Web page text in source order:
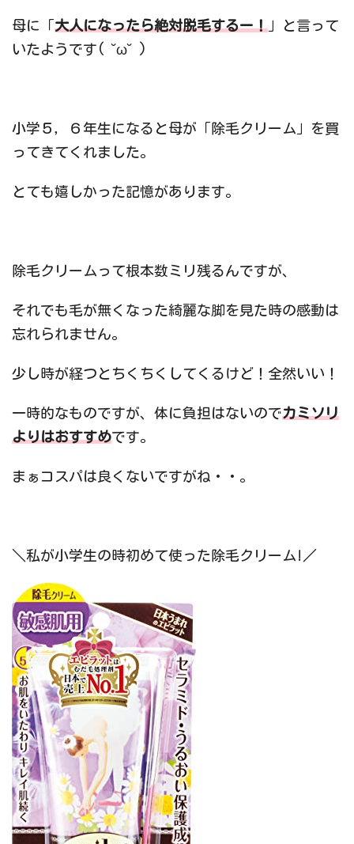
母に「大人になったら絶対脱毛するー！ 」と言って
いたようです( ˘ω˘ )
小学５，６年生になると母が「除毛クリーム」を買
ってきてくれました。
とても嬉しかった記憶があります。
除毛クリームって根本数ミリ残るんですが、
それでも毛が無くなった綺麗な脚を見た時の感動は
忘れられません。
少し時が経つとちくちくしてくるけど！全然いい！
一時的なものですが、体に負担はないのでカミソリ
よりはおすすめです。
まぁコスパは良くないですがね・・。
＼私が小学生の時初めて使った除毛クリーム!／